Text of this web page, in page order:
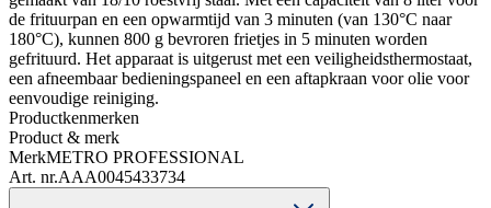
de frituurpan en een opwarmtijd van 3 minuten (van 130°C naar
180°C), kunnen 800 g bevroren frietjes in 5 minuten worden
gefrituurd. Het apparaat is uitgerust met een veiligheidsthermostaat,
een afneembaar bedieningspaneel en een aftapkraan voor olie voor
eenvoudige reiniging.
Productkenmerken
Product & merk
MerkMETRO PROFESSIONAL
Art. nr.AAA0045433734